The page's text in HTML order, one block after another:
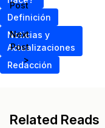
Definición
Noticias y
Actualizaciones
Redacción
Post
Next
Post
>
Related Reads